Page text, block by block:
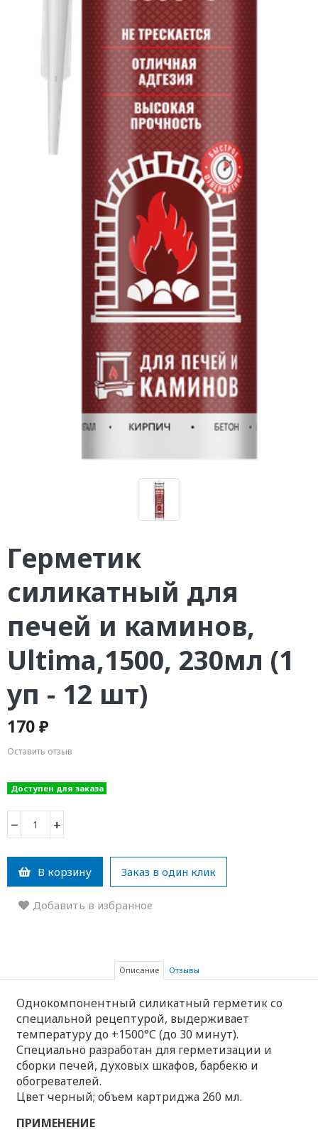
Герметик
силикатный для
печей и каминов,
Ultima,1500, 230мл (1
уп - 12 шт)
170 ₽
Оставить отзыв
Доступен для заказа
− +
В корзину Заказ в один клик
Добавить в избранное
Описание Отзывы
Однокомпонентный силикатный герметик со
специальной рецептурой, выдерживает
температуру до +1500°C (до 30 минут).
Специально разработан для герметизации и
сборки печей, духовых шкафов, барбекю и
обогревателей.
Цвет черный; объем картриджа 260 мл.
ПРИМЕНЕНИЕ